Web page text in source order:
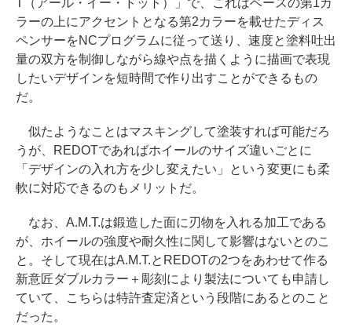
T（アール・イー・ドット）」で、これはベースの第1カ
ラーの上にアクセントとなる第2カラーを載せたディス
ペンサーをNCプログラムに従って送り、速度と塗料吐出
量の双方を制御しながら線や点を描くように描画で表現
したいデザインを短時間で作り出すことができるもの
だ。
似たようなことはマスキングして塗装すれば可能だろ
うが、REDOTであればホイールのサイズ違いごとに
「デザインの入れ方を少し変えたい」という変更にも柔
軟に対応できるのもメリットだ。
なお、A.M.T.は鍛造した面に刃物を入れる加工である
が、ホイールの強度や耐久性に関して影響はないとのこ
と。そして現在はA.M.T.とREDOTの2つをあわせて作る
新意匠ダブルカラー＋彫刻により製法についても申請し
ていて、こちらは特許査定済という段階にあるとのこと
だった。